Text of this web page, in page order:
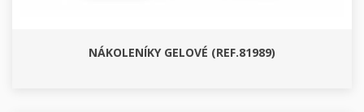
NÁKOLENÍKY GELOVÉ (REF.81989)